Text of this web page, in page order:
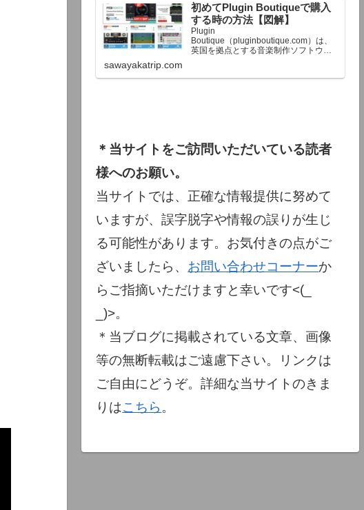
終了予定日：日本時間：6/1（月…
初めてPlugin Boutiqueで購入
する時の方法【図解】
Plugin
Boutique（pluginboutique.com）は、
英国を拠点とする音楽制作ソフトウェ
で、世界中のミュージシャンに利用さ
sawayakatrip.com
＊当サイトをご訪問いただいている読者
様へのお願い。
当サイトでは、正確な情報提供に努めて
いますが、誤字脱字や情報の誤りが生じ
る可能性があります。お気付きの点がご
ざいましたら、 お問い合わせコーナーか
らご指摘いただけますと幸いです<(_
_)>。
＊当ブログに掲載されている文章、画像
等の無断転載はご遠慮下さい。リンクは
ご自由にどうぞ。詳細な当サイトのきま
りはこちら 。